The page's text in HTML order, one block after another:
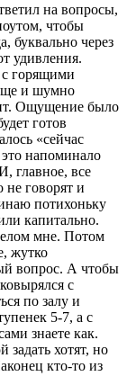
на вопросы,
чтобы
буквально через
удивления.
с горящими
и шумно
Ощущение было
готов
«сейчас
напоминало
главное, все
не говорят и
потихоньку
капитально.
мне. Потом
жутко
вопрос. А чтобы
с
по залу и
5-7, а с
знаете как.
задать хотят, но
кто-то из